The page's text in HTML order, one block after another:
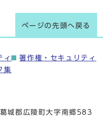
ページの先頭へ戻る
ィ
著作権・セキュリティ
集
城郡広陵町大字南郷583